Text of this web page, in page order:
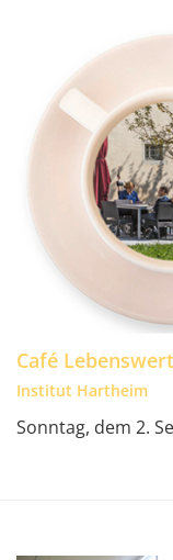
Café
Institut Hartheim
Sonntag, dem 2.